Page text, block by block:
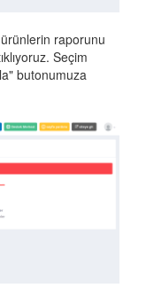
raporunu
Seçim
butonumuza